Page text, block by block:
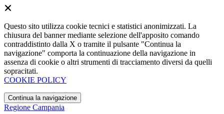
Questo sito utilizza cookie tecnici e statistici anonimizzati. La
chiusura del banner mediante selezione dell'apposito comando
contraddistinto dalla X o tramite il pulsante "Continua la
navigazione" comporta la continuazione della navigazione in
assenza di cookie o altri strumenti di tracciamento diversi da quelli
sopracitati.
COOKIE POLICY
Continua la navigazione
Regione Campania